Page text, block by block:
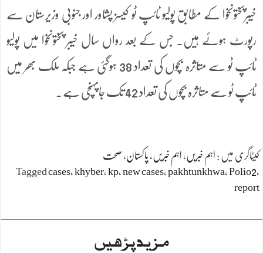
خیبرپختونخوا کے مطابق پولیو ٹائپ ٹو کیسز پشاور اور جنوبی وزیرستان سے
رپورٹ ہوئے ہیں. جس کے بعد رواں سال خیبر پختونخوا میں پولیو
ٹائپ ٹو سے متاثرہ بچوں کی تعداد 38 ہوگئی ہے جبکہ ملک بھر میں
ٹائپ ٹو سے متاثرہ بچوں کی تعداد 42 تک جاپہنچی ہے۔
کیٹاگری میں : اہم خبریں ، اہم خبریں ، پاکستان، صحت
Tagged cases، khyber، kp، new cases، pakhtunkhwa، Polio2،
report
مزید پڑھیں